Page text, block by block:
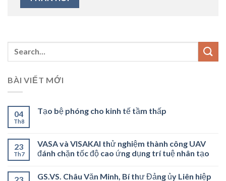
BÀI VIẾT MỚI
04
Th8
Tạo bệ phóng cho kinh tế tầm thấp
23
Th7
VASA và VISAKAI thử nghiệm thành công UAV
đánh chặn tốc độ cao ứng dụng trí tuệ nhân tạo
GS.VS. Châu Văn Minh, Bí thư Đảng ủy Liên hiệp